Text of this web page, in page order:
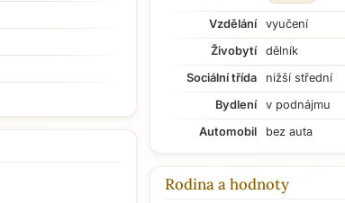
Vzdělání
vyučení
Živobytí
dělník
Sociální třída
nižší střední
Bydlení
v podnájmu
Automobil
bez auta
Rodina a hodnoty